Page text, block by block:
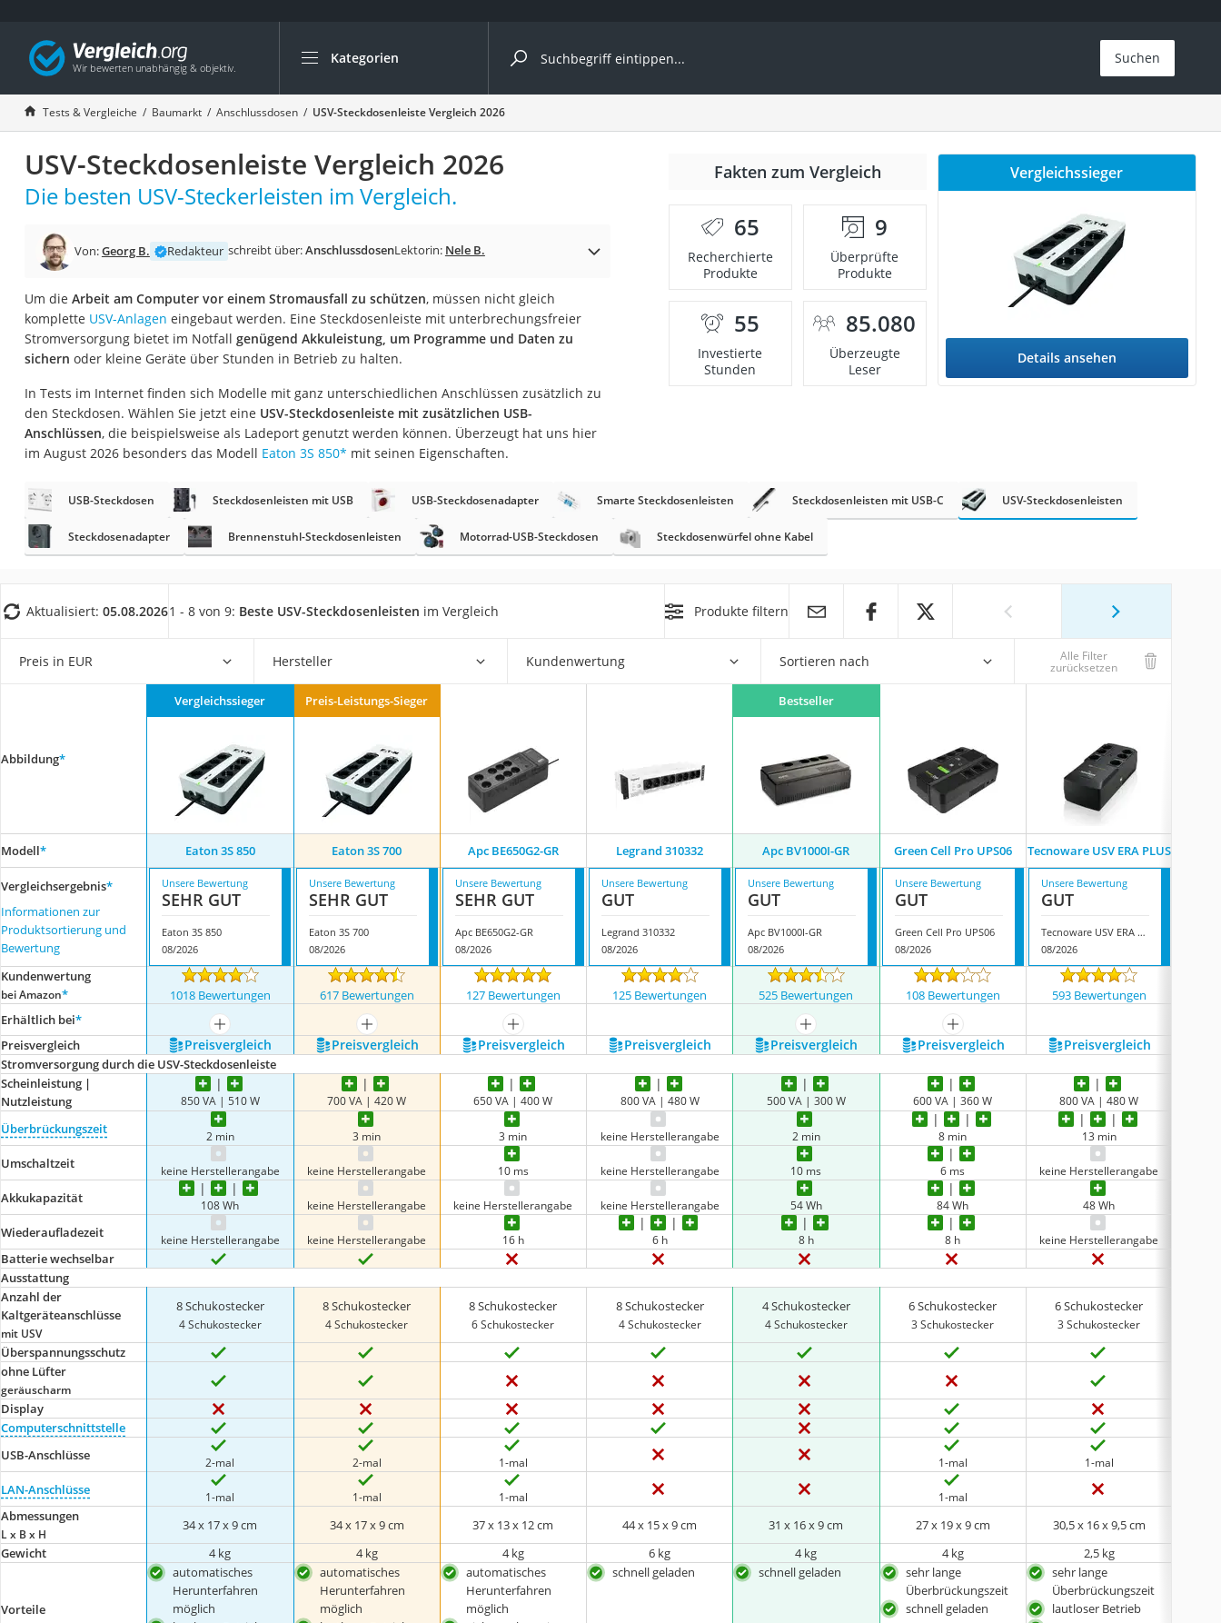
Kategorien
Die beliebtesten Vergleiche nach Kategorie
Baumarkt
Tresor feuerfest
Makita-Akku-Rasenmäher
Kappsäge
Smartes Türschloss
Akku-Rasentrimmer
Split-Klimaanlage 2 Innengeräte
Pelletofen
Bohrmaschine
Tiefbrunnenpumpe
Fliesenschneider
Hochdruckreiniger
Überwachungskamera
Benzinrasenmäher mit Elektrostart
Winterharte Palmen
Gasdurchlauferhitzer
Service
Suchen
Tests & Vergleiche Baumarkt Anschlussdosen USV-Steckdosenleiste Vergleich 2026
USV-Steckdosenleiste Vergleich 2026
Die besten USV-Steckerleisten im Vergleich.
Von:Georg B. Redakteur schreibt über:AnschlussdosenLektorin: Nele B.
Um die Arbeit am Computer vor einem Stromausfall zu schützen, müssen nicht gleich
komplette USV-Anlagen eingebaut werden. Eine Steckdosenleiste mit unterbrechungsfreier
Stromversorgung bietet im Notfall genügend Akkuleistung, um Programme und Daten zu
sichern oder kleine Geräte über Stunden in Betrieb zu halten.
In Tests im Internet finden sich Modelle mit ganz unterschiedlichen Anschlüssen zusätzlich zu
den Steckdosen. Wählen Sie jetzt eine USV-Steckdosenleiste mit zusätzlichen USB-
Anschlüssen, die beispielsweise als Ladeport genutzt werden können. Überzeugt hat uns hier
im August 2026 besonders das Modell Eaton 3S 850* mit seinen Eigenschaften.
Fakten zum Vergleich
65
Recherchierte
Produkte
9
Überprüfte
Produkte
55
Investierte
Stunden
85.080
Überzeugte
Leser
Vergleichssieger
Details ansehen
USB-Steckdosen Steckdosenleisten mit USB USB-Steckdosenadapter Smarte Steckdosenleisten Steckdosenleisten mit USB-C USV-Steckdosenleisten
Steckdosenadapter Brennenstuhl-Steckdosenleisten Motorrad-USB-Steckdosen Steckdosenwürfel ohne Kabel
Aktualisiert: 05.08.20261 - 8 von 9: Beste USV-Steckdosenleisten im Vergleich Produkte filtern
Preis in EUR Hersteller Kundenwertung Sortieren nach Alle Filter
zurücksetzen
Abbildung*
Vergleichssieger Preis-Leistungs-Sieger Bestseller
Modell* Eaton 3S 850 Eaton 3S 700 Apc BE650G2-GR Legrand 310332 Apc BV1000I-GR Green Cell Pro UPS06 Tecnoware USV ERA PLUS
Vergleichsergebnis*
Informationen zur
Produktsortierung und
Bewertung
Unsere Bewertung
SEHR GUT
Eaton 3S 850
08/2026
Unsere Bewertung
SEHR GUT
Eaton 3S 700
08/2026
Unsere Bewertung
SEHR GUT
Apc BE650G2-GR
08/2026
Unsere Bewertung
GUT
Legrand 310332
08/2026
Unsere Bewertung
GUT
Apc BV1000I-GR
08/2026
Unsere Bewertung
GUT
Green Cell Pro UPS06
08/2026
Unsere Bewertung
GUT
Tecnoware USV ERA PLUS
08/2026
Kundenwertung
bei Amazon* 1018 Bewertungen 617 Bewertungen 127 Bewertungen 125 Bewertungen 525 Bewertungen 108 Bewertungen 593 Bewertungen
Erhältlich bei*
mehr anzeigen mehr anzeigen mehr anzeigen mehr anzeigen
mehr anzeigen
Preis­vergleich
Preis­vergleich Preis­vergleich Preis­vergleich Preis­vergleich Preis­vergleich Preis­vergleich Preis­vergleich
Stromversorgung durch die USV-Steckdosenleiste
Scheinleistung |
Nutzleistung
850 VA | 510 W 700 VA | 420 W 650 VA | 400 W 800 VA | 480 W 500 VA | 300 W 600 VA | 360 W 800 VA | 480 W
Überbrückungszeit 2 min 3 min 3 min keine Herstellerangabe 2 min 8 min 13 min
Umschaltzeit keine Herstellerangabe keine Herstellerangabe 10 ms keine Herstellerangabe 10 ms 6 ms keine Herstellerangabe
Akkukapazität 108 Wh keine Herstellerangabe keine Herstellerangabe keine Herstellerangabe 54 Wh 84 Wh 48 Wh
Wiederaufladezeit keine Herstellerangabe keine Herstellerangabe 16 h 6 h 8 h 8 h keine Herstellerangabe
Batterie wechselbar
Ausstattung
Anzahl der
Kaltgeräteanschlüsse
mit USV
8 Schukostecker
4 Schukostecker
8 Schukostecker
4 Schukostecker
8 Schukostecker
6 Schukostecker
8 Schukostecker
4 Schukostecker
4 Schukostecker
4 Schukostecker
6 Schukostecker
3 Schukostecker
6 Schukostecker
3 Schukostecker
Überspannungsschutz
ohne Lüfter
geräuscharm
Display
Computerschnittstelle
USB-Anschlüsse
2-mal 2-mal 1-mal 1-mal 1-mal
LAN-Anschlüsse 1-mal 1-mal 1-mal 1-mal
Abmessungen
L x B x H
34 x 17 x 9 cm 34 x 17 x 9 cm 37 x 13 x 12 cm 44 x 15 x 9 cm 31 x 16 x 9 cm 27 x 19 x 9 cm 30,5 x 16 x 9,5 cm
Gewicht
4 kg 4 kg 4 kg 6 kg 4 kg 4 kg 2,5 kg
Vorteile
automatisches
Herunterfahren
möglich
automatisches
Herunterfahren
möglich
automatisches
Herunterfahren
möglich
schnell geladen schnell geladen
sehr lange
Überbrückungszeit
schnell geladen
sehr lange
Überbrückungszeit
lautloser Betrieb